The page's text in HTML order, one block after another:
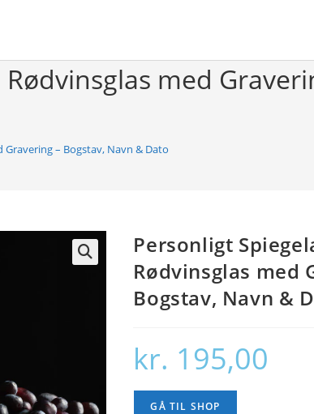
med
– Bogstav, Navn & Dato
Personligt
Rødvinsglas med
Bogstav, Navn &
kr. 195,00
GÅ TIL SHOP